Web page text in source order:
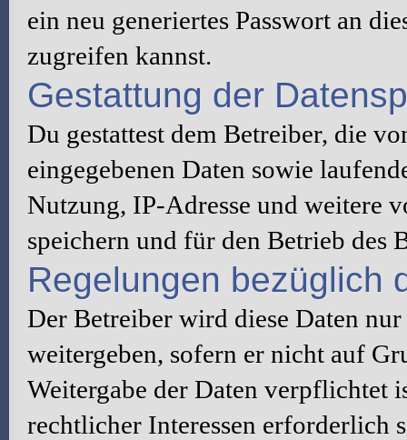
ein neu generiertes Passwort an
zugreifen kannst.
Gestattung der
Du gestattest dem Betreiber, die
eingegebenen Daten sowie
Nutzung, IP-Adresse und weitere
speichern und für den Betrieb des
Regelungen bezüglich
Der Betreiber wird diese Daten
weitergeben, sofern er nicht auf
Weitergabe der Daten verpflichtet
rechtlicher Interessen erforderlich